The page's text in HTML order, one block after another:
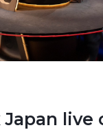
Japan live